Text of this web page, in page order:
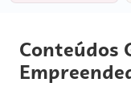
Conteúdos